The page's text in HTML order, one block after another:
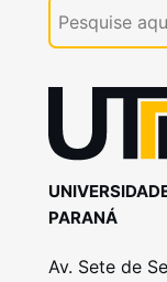
PARANÁ
Av. Sete de